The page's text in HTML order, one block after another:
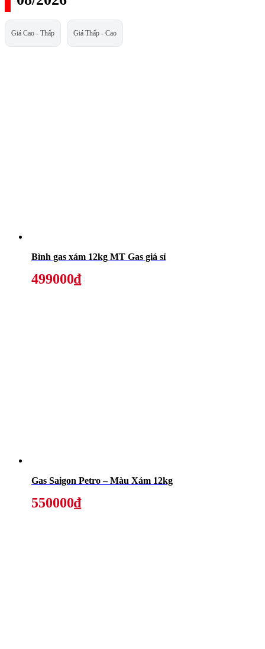
Giá Cao - Thấp Giá Thấp - Cao
Bình gas xám 12kg MT Gas giá sỉ
499000₫
Gas Saigon Petro – Màu Xám 12kg
550000₫